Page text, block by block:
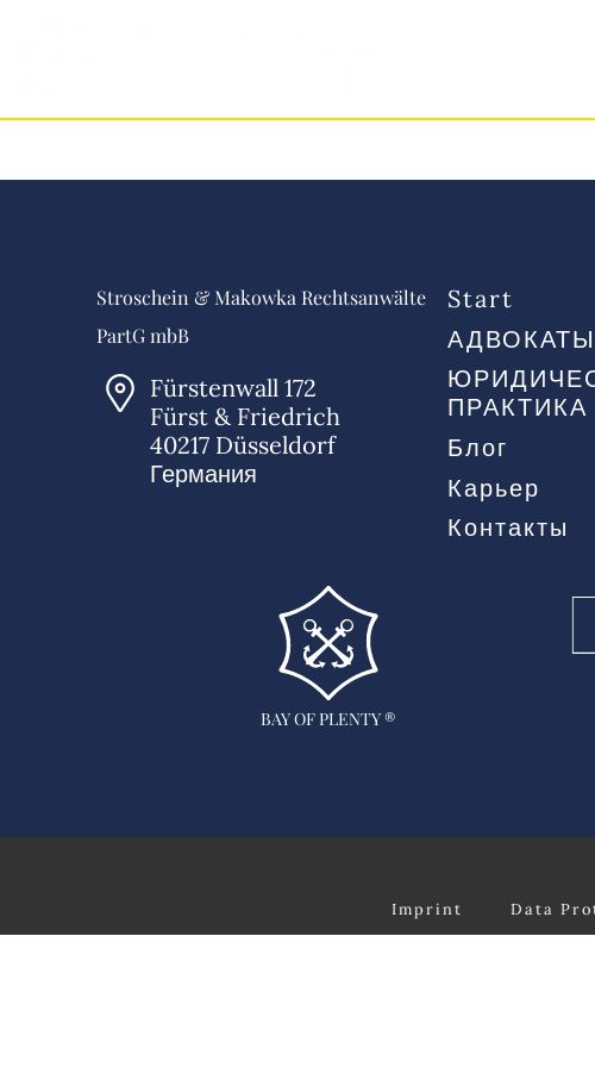
Stroschein & Makowka Rechtsanwälte
PartG mbB
Fürstenwall 172
Fürst & Friedrich
40217 Düsseldorf
Германия
Start
АДВОКАТЫ
ПРАКТИКА
Блог
Карьер
Контакты
BAY OF PLENTY ®
Imprint Data